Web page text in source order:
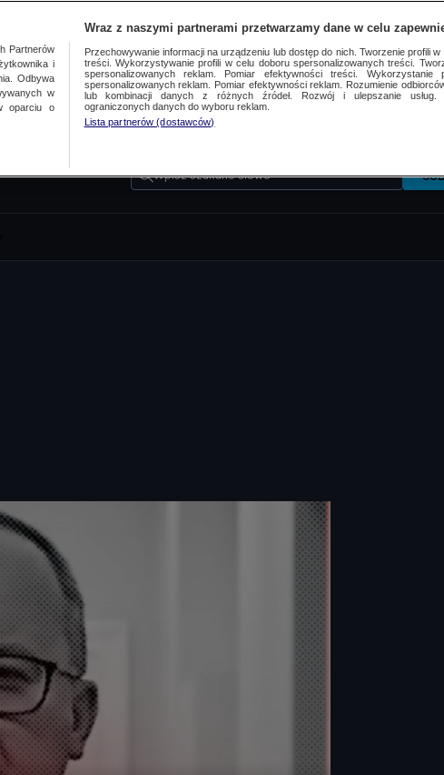
Wpisz szukane słowo
Partnerów
i
Odbywa
w
oparciu o
Wraz z naszymi partnerami przetwarzamy dane w celu
Przechowywanie informacji na urządzeniu lub dostęp do nich. Tworzenie profili
treści. Wykorzystywanie profili w celu doboru spersonalizowanych treści.
spersonalizowanych reklam. Pomiar efektywności treści. Wykorzystanie
spersonalizowanych reklam. Pomiar efektywności reklam. Rozumienie
lub kombinacji danych z różnych źródeł. Rozwój i ulepszanie usług.
ograniczonych danych do wyboru reklam.
Lista partnerów (dostawców)